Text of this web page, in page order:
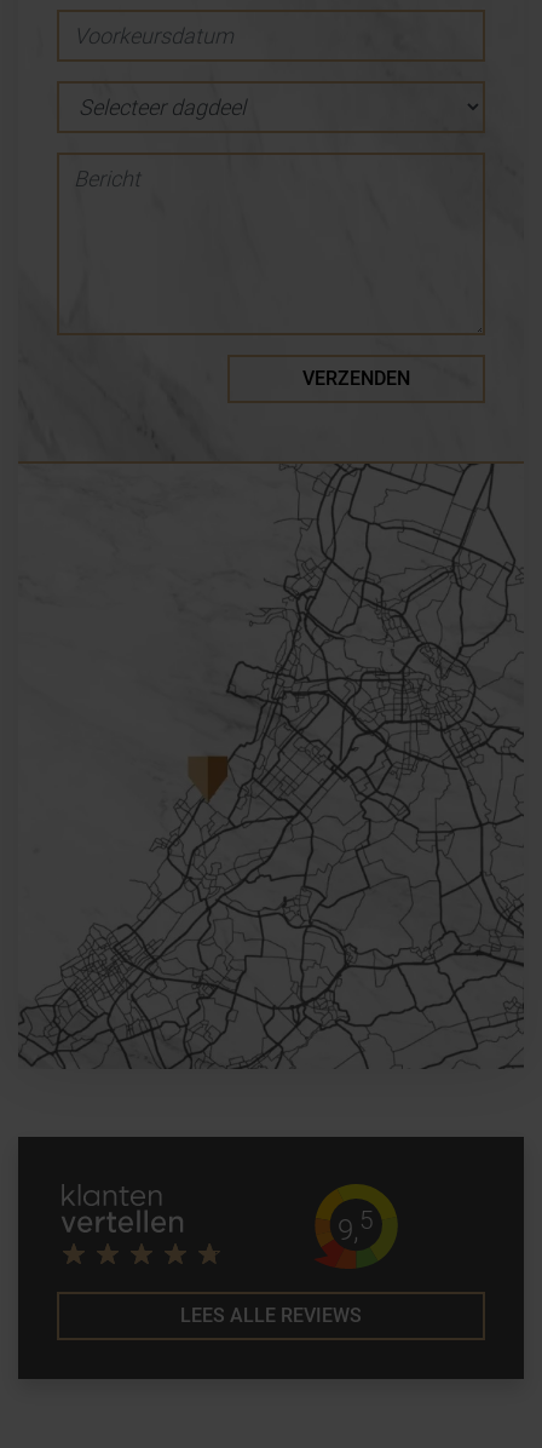
Voorkeursdatum
Dagdeel
Bericht
VERZENDEN
9,5
LEES ALLE REVIEWS